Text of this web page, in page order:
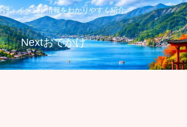
け・イベント情報をわかりやすく紹介
Nextおでかけ